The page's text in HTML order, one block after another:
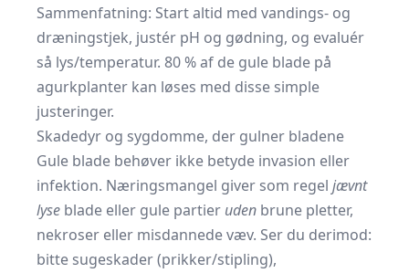
Sammenfatning: Start altid med vandings- og
dræningstjek, justér pH og gødning, og evaluér
så lys/temperatur. 80 % af de gule blade på
agurkplanter kan løses med disse simple
justeringer.
Skadedyr og sygdomme, der gulner bladene
Gule blade behøver ikke betyde invasion eller
infektion. Næringsmangel giver som regel jævnt
lyse blade eller gule partier uden brune pletter,
nekroser eller misdannede væv. Ser du derimod:
bitte sugeskader (prikker/stipling),